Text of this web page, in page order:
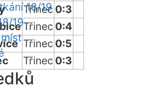
18/19
19
Třinec 0:3
Třinec 0:4
Třinec 0:5
Třinec 0:3